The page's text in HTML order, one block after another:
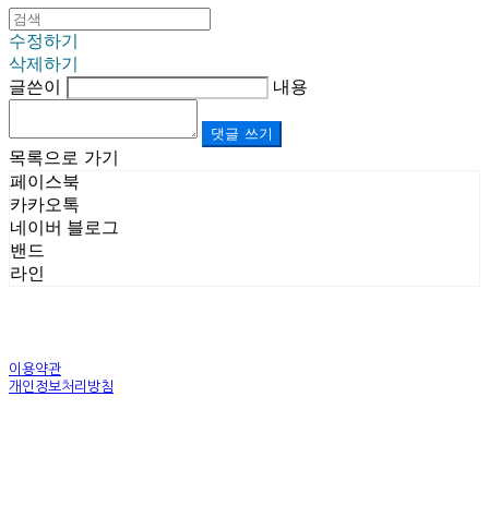
수정하기
삭제하기
글쓴이
내용
댓글 쓰기
목록으로 가기
페이스북
카카오톡
네이버 블로그
밴드
라인
이용약관
개인정보처리방침